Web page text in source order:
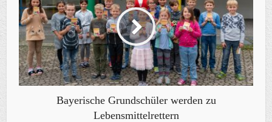
Bayerische Grundschüler werden zu
Lebensmittelrettern